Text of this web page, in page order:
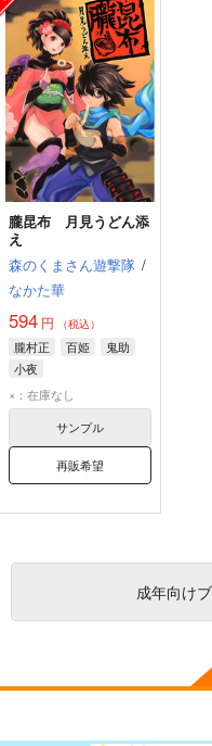
朧昆布 月見うどん添
え
森のくまさん遊撃隊 /
なかた華
594 円 （税込）
朧村正 百姫
鬼助
小夜
×：在庫なし
サンプル
再販希望
成年向け